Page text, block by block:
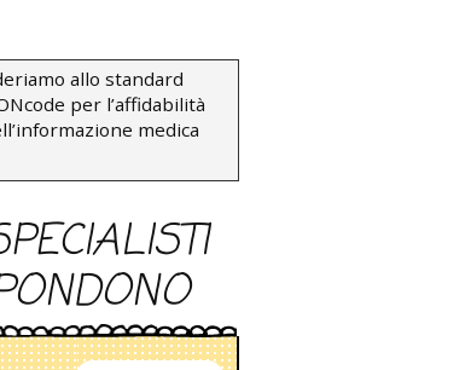
allo standard
per l’affidabilità
medica